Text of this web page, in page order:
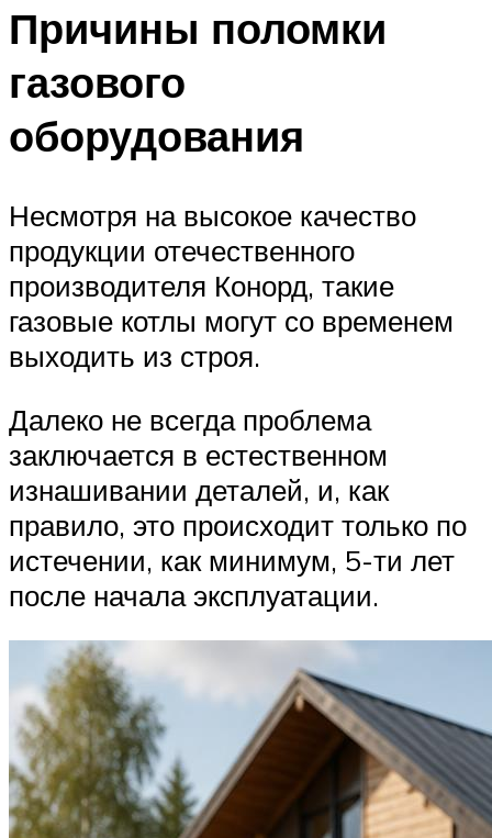
Причины поломки
газового
оборудования
Несмотря на высокое качество
продукции отечественного
производителя Конорд, такие
газовые котлы могут со временем
выходить из строя.
Далеко не всегда проблема
заключается в естественном
изнашивании деталей, и, как
правило, это происходит только по
истечении, как минимум, 5-ти лет
после начала эксплуатации.